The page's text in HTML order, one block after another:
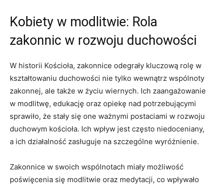
Kobiety w modlitwie: Rola
zakonnic w rozwoju duchowości
W historii Kościoła, zakonnice odegrały kluczową rolę w
kształtowaniu duchowości nie tylko wewnątrz wspólnoty
zakonnej, ​ale ⁣także w życiu wiernych. Ich zaangażowanie
w modlitwę, edukację oraz opiekę⁢ nad potrzebującymi
‌sprawiło, że stały się⁤ one ⁢ważnymi postaciami w​ rozwoju
duchowym ⁢kościoła. Ich ‌wpływ jest często niedoceniany,
a ich działalność zasługuje na ⁣szczególne wyróżnienie.
Zakonnice w swoich wspólnotach miały możliwość
poświęcenia się modlitwie oraz medytacji, co ‍wpływało